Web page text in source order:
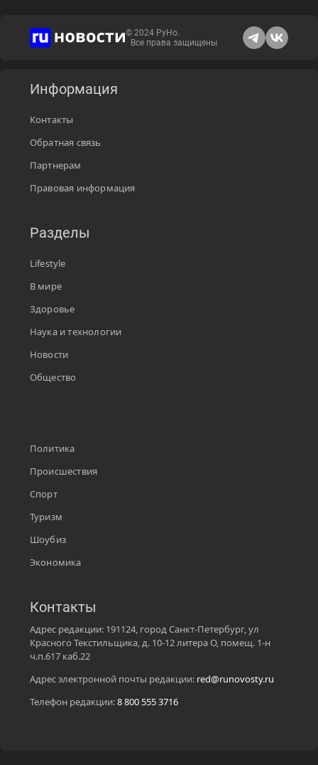
© 2024 РуНо.
Все права защищены
Информация
Контакты
Обратная связь
Партнерам
Правовая информация
Разделы
Lifestyle
В мире
Здоровье
Наука и технологии
Новости
Общество
Политика
Происшествия
Спорт
Туризм
Шоубиз
Экономика
Контакты
Адрес редакции: 191124, город Санкт-Петербург, ул
Красного Текстильщика, д. 10-12 литера О, помещ. 1-н
ч.п.617 каб.22
Адрес электронной почты редакции: red@runovosty.ru
Телефон редакции:8 800 555 3716